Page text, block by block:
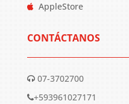
AppleStore
CONTÁCTANOS
07-3702700
+593961027171